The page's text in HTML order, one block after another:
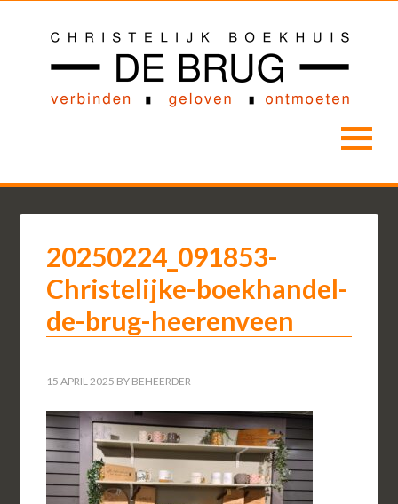
20250224_091853-
Christelijke-boekhandel-
de-brug-heerenveen
15 APRIL 2025 BY BEHEERDER